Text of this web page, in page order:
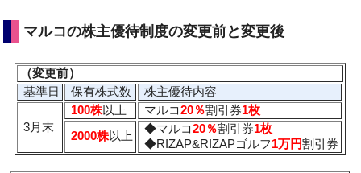
マルコの株主優待制度の変更前と変更後
（変更前）
基準日
保有株式数 株主優待内容
3月末
100株以上 マルコ20％割引券1枚
2000株以上
◆マルコ20％割引券1枚
◆RIZAP&RIZAPゴルフ1万円割引券